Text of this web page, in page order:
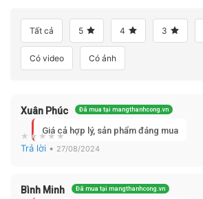
Tất cả 5 4 3
Có video Có ảnh
Xuân Phúc Đã mua tại mangthanhcong.vn
Giá cả hợp lý, sản phẩm đáng mua
Trả lời • 27/08/2024
Bình Minh Đã mua tại mangthanhcong.vn